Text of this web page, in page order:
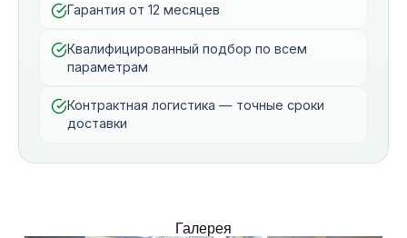
Гарантия от 12 месяцев
Квалифицированный подбор по всем
параметрам
Контрактная логистика — точные сроки
доставки
Галерея